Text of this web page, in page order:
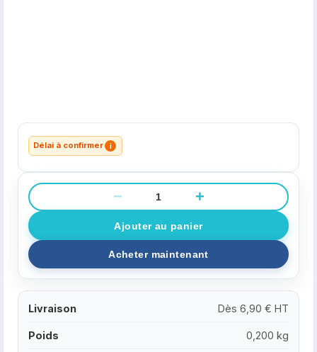
Délai à confirmer i
− +
Livraison Dès 6,90 € HT
Poids 0,200 kg